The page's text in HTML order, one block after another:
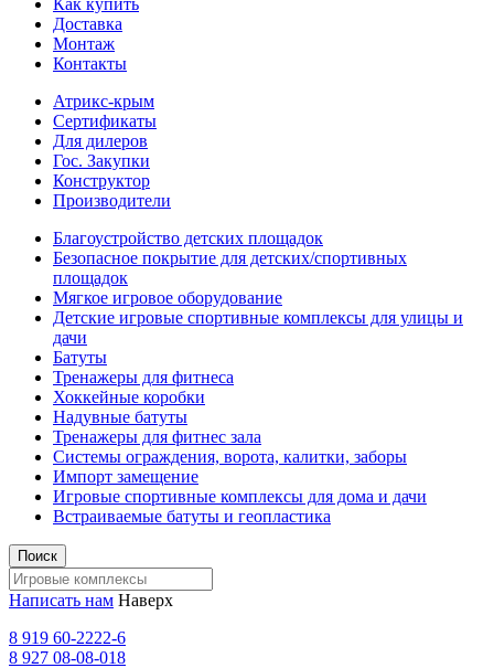
Доставка
Монтаж
Контакты
Атрикс-крым
Сертификаты
Для дилеров
Гос. Закупки
Конструктор
Производители
Благоустройство детских площадок
Безопасное покрытие для детских/спортивных
площадок
Мягкое игровое оборудование
Детские игровые спортивные комплексы для улицы и
дачи
Батуты
Тренажеры для фитнеса
Хоккейные коробки
Надувные батуты
Тренажеры для фитнес зала
Системы ограждения, ворота, калитки, заборы
Импорт замещение
Игровые спортивные комплексы для дома и дачи
Встраиваемые батуты и геопластика
Поиск
Написать нам Наверх
8 919 60-2222-6
8 927 08-08-018